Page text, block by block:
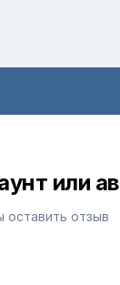
или
отзыв